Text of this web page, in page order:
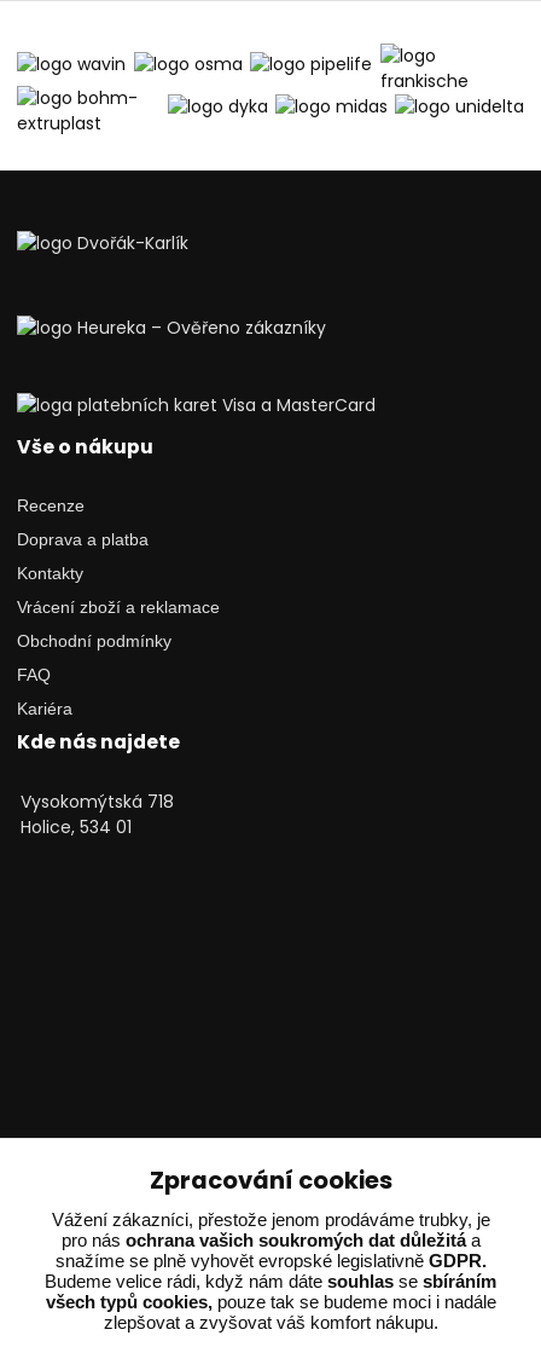
Vše o nákupu
Recenze
Doprava a platba
Kontakty
Vrácení zboží a reklamace
Obchodní podmínky
FAQ
Kariéra
Kde nás najdete
Vysokomýtská 718
Holice, 534 01
Ing. Adam Dvořák
+420 602 234 254
(Po-Pá 8:00 - 15:00)
potrebujiporadit@dvorak-karlik.cz
Zpracování cookies
Vážení zákazníci, přestože jenom prodáváme trubky, je
pro nás ochrana vašich soukromých dat důležitáa
snažíme se plně vyhovět evropské legislativně GDPR.
Budeme velice rádi, když nám dáte souhlas se sbíráním
všech typů cookies,pouze tak se budeme moci i nadále
zlepšovat a zvyšovat váš komfort nákupu.